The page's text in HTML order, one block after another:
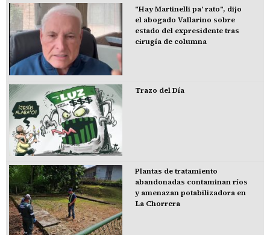
"Hay Martinelli pa' rato", dijo
el abogado Vallarino sobre
estado del expresidente tras
cirugía de columna
Trazo del Día
Plantas de tratamiento
abandonadas contaminan ríos
y amenazan potabilizadora en
La Chorrera